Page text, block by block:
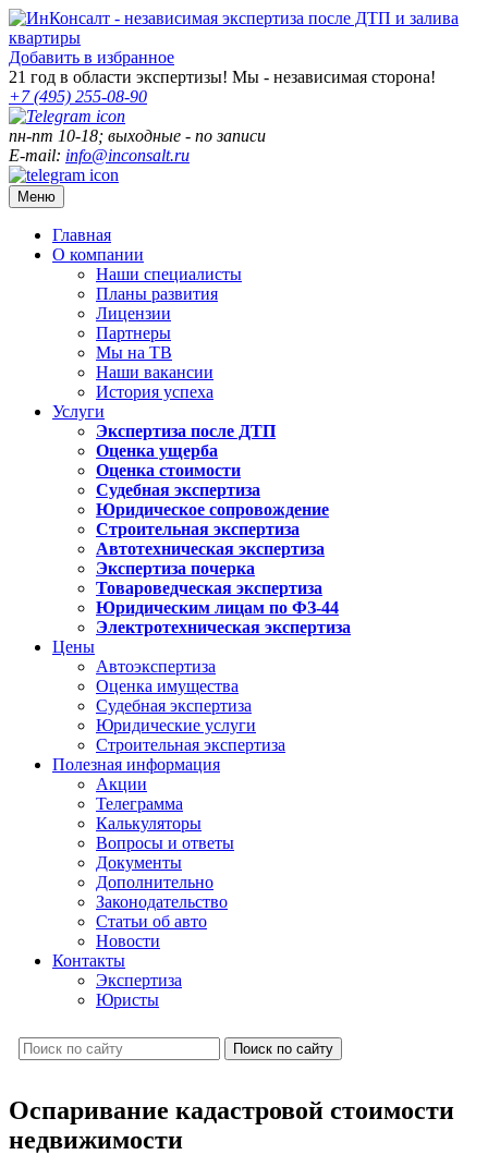
Добавить в избранное
21 год в области экспертизы! Мы - независимая сторона!
+7 (495) 255-08-90
пн-пт 10-18; выходные - по записи
E-mail: info@inconsalt.ru
Меню
Главная
О компании
Наши специалисты
Планы развития
Лицензии
Партнеры
Мы на ТВ
Наши вакансии
История успеха
Услуги
Экспертиза после ДТП
Оценка ущерба
Оценка стоимости
Судебная экспертиза
Юридическое сопровождение
Строительная экспертиза
Автотехническая экспертиза
Экспертиза почерка
Товароведческая экспертиза
Юридическим лицам по ФЗ-44
Электротехническая экспертиза
Цены
Автоэкспертиза
Оценка имущества
Судебная экспертиза
Юридические услуги
Строительная экспертиза
Полезная информация
Акции
Телеграмма
Калькуляторы
Вопросы и ответы
Документы
Дополнительно
Законодательство
Статьи об авто
Новости
Контакты
Экспертиза
Юристы
Поиск по сайту
Оспаривание кадастровой стоимости
недвижимости